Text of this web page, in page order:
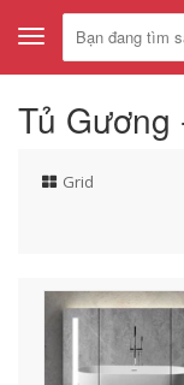
Toggle
navigation
Tủ Gương
Grid